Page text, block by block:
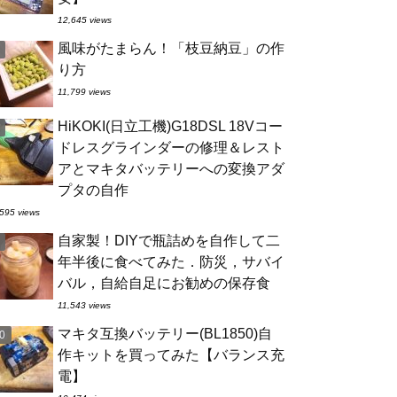
12,645 views
風味がたまらん！「枝豆納豆」の作
り方
11,799 views
HiKOKI(日立工機)G18DSL 18Vコー
ドレスグラインダーの修理＆レスト
アとマキタバッテリーへの変換アダ
プタの自作
views
自家製！DIYで瓶詰めを自作して二
年半後に食べてみた．防災，サバイ
バル，自給自足にお勧めの保存食
11,543 views
マキタ互換バッテリー(BL1850)自
作キットを買ってみた【バランス充
電】